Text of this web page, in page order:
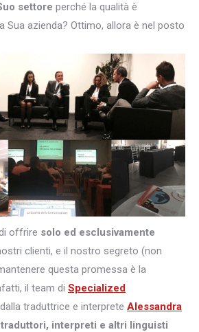
settore perché la qualità è
Sua azienda? Ottimo, allora è nel posto
offrire solo ed esclusivamente
clienti, e il nostro segreto (non
questa promessa è la
il team di Specialized
traduttrice e interprete Alessandra
traduttori, interpreti e altri linguisti